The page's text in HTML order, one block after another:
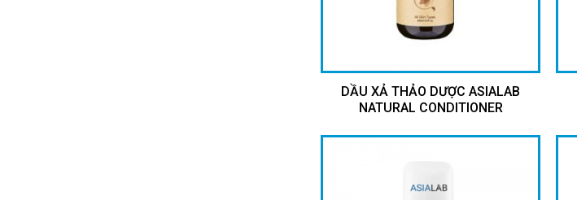
DẦU XẢ THẢO DƯỢC ASIALAB
NATURAL CONDITIONER